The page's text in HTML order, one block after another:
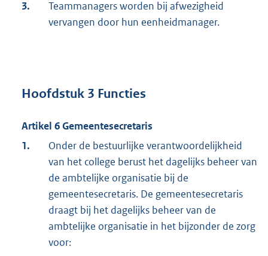
3.
Teammanagers worden bij afwezigheid
vervangen door hun eenheidmanager.
Hoofdstuk 3 Functies
Artikel 6 Gemeentesecretaris
1.
Onder de bestuurlijke verantwoordelijkheid
van het college berust het dagelijks beheer van
de ambtelijke organisatie bij de
gemeentesecretaris. De gemeentesecretaris
draagt bij het dagelijks beheer van de
ambtelijke organisatie in het bijzonder de zorg
voor: